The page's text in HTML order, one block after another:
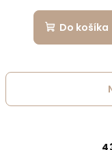
Do košíka